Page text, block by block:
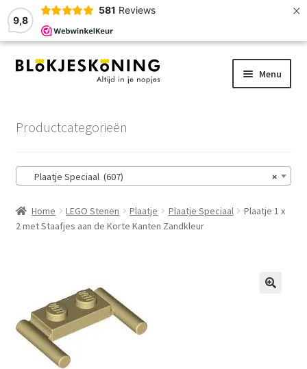
9,8
581 Reviews ×
Ga
Ga
Menu
Winkelmand
Afrekenen
Productcategorieën
×
Plaatje Speciaal (607)
Home LEGO Stenen Plaatje Plaatje Speciaal
Plaatje 1 x
2 met Staafjes aan de Korte Kanten Zandkleur